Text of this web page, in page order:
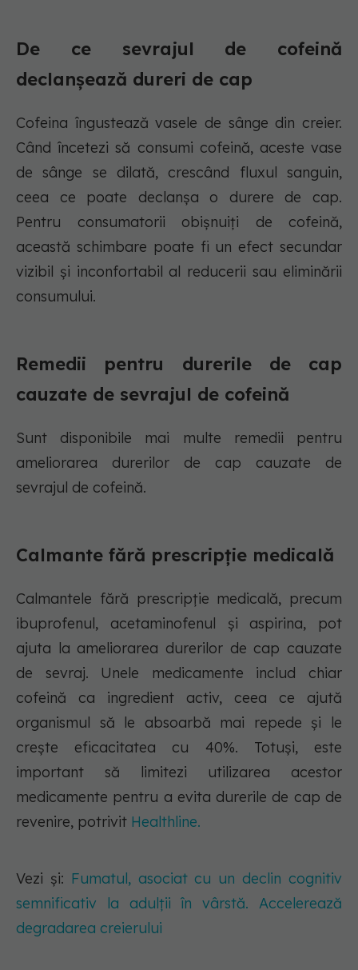
De ce sevrajul de cofeină
declanșează dureri de cap
Cofeina îngustează vasele de sânge din creier.
Când încetezi să consumi cofeină, aceste vase
de sânge se dilată, crescând fluxul sanguin,
ceea ce poate declanșa o durere de cap.
Pentru consumatorii obișnuiți de cofeină,
această schimbare poate fi un efect secundar
vizibil și inconfortabil al reducerii sau eliminării
consumului.
Remedii pentru durerile de cap
cauzate de sevrajul de cofeină
Sunt disponibile mai multe remedii pentru
ameliorarea durerilor de cap cauzate de
sevrajul de cofeină.
Calmante fără prescripție medicală
Calmantele fără prescripție medicală, precum
ibuprofenul, acetaminofenul și aspirina, pot
ajuta la ameliorarea durerilor de cap cauzate
de sevraj. Unele medicamente includ chiar
cofeină ca ingredient activ, ceea ce ajută
organismul să le absoarbă mai repede și le
crește eficacitatea cu 40%. Totuși, este
important să limitezi utilizarea acestor
medicamente pentru a evita durerile de cap de
revenire, potrivit Healthline.
Vezi și: Fumatul, asociat cu un declin cognitiv
semnificativ la adulții în vârstă. Accelerează
degradarea creierului